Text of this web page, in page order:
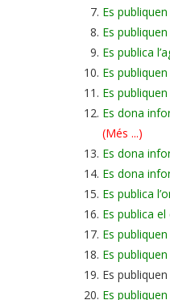
Es
Es
Es publica
Es
Es
Es dona
(Més ...)
Es dona
Es dona
Es publica
Es publica
Es
Es
Es
Es